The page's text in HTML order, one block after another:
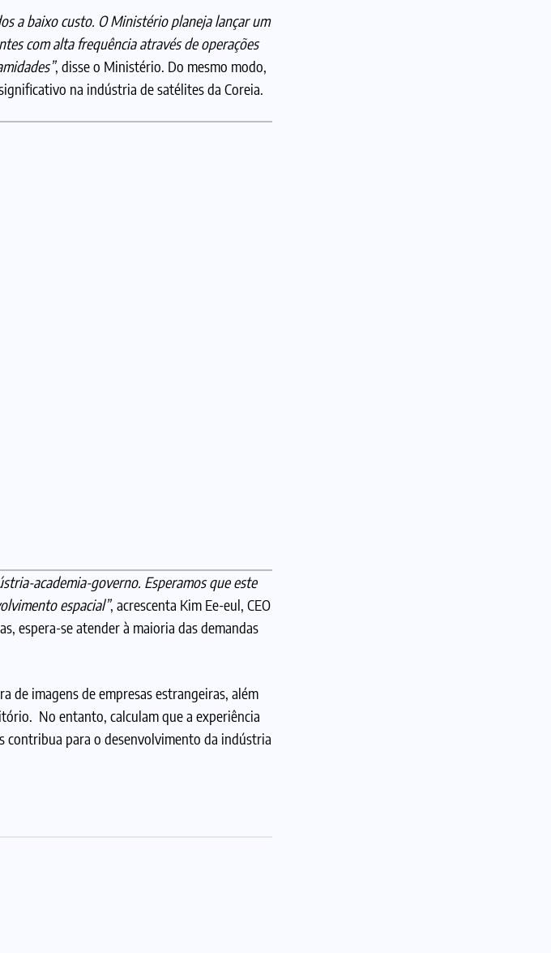
a baixo custo. O Ministério planeja lançar um
com alta frequência através de operações
, disse o Ministério. Do mesmo modo,
na indústria de satélites da Coreia.
academia-governo. Esperamos que este
espacial”, acrescenta Kim Ee-eul, CEO
espera-se atender à maioria das demandas
de imagens de empresas estrangeiras, além
No entanto, calculam que a experiência
contribua para o desenvolvimento da indústria